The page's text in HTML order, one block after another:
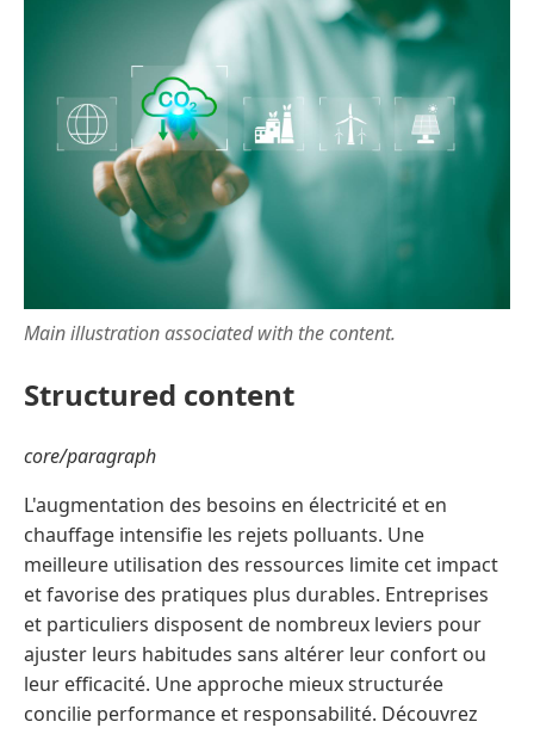
Main illustration associated with the content.
Structured content
core/paragraph
L'augmentation des besoins en électricité et en
chauffage intensifie les rejets polluants. Une
meilleure utilisation des ressources limite cet impact
et favorise des pratiques plus durables. Entreprises
et particuliers disposent de nombreux leviers pour
ajuster leurs habitudes sans altérer leur confort ou
leur efficacité. Une approche mieux structurée
concilie performance et responsabilité. Découvrez